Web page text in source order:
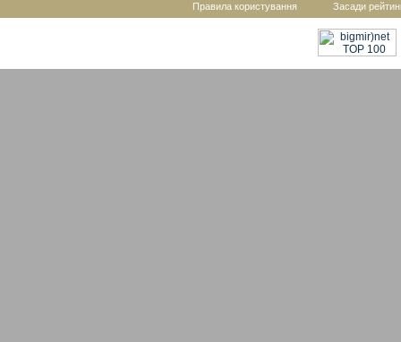
Правила користування Засади